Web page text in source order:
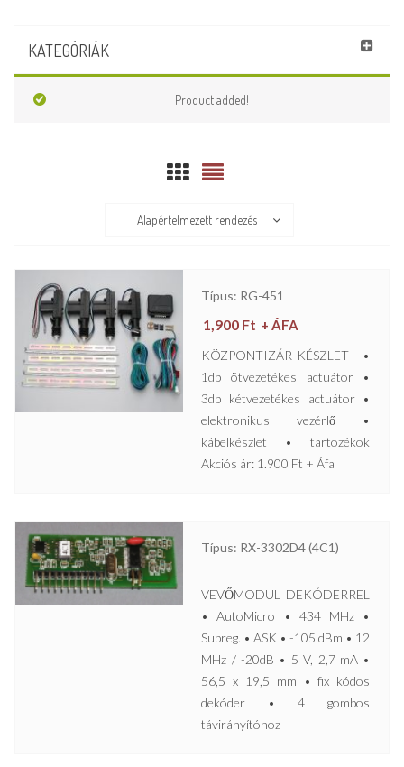
KATEGÓRIÁK
Product added!
Alapértelmezett rendezés
Típus: RG-451
1,900 Ft + ÁFA
KÖZPONTIZÁR-KÉSZLET •
1db ötvezetékes actuátor •
3db kétvezetékes actuátor •
elektronikus vezérlő •
kábelkészlet • tartozékok
Akciós ár: 1.900 Ft + Áfa
Típus: RX-3302D4 (4C1)
VEVŐMODUL DEKÓDERREL
• AutoMicro • 434 MHz •
Supreg. • ASK • -105 dBm • 12
MHz / -20dB • 5 V, 2,7 mA •
56,5 x 19,5 mm • fix kódos
dekóder • 4 gombos
távirányítóhoz